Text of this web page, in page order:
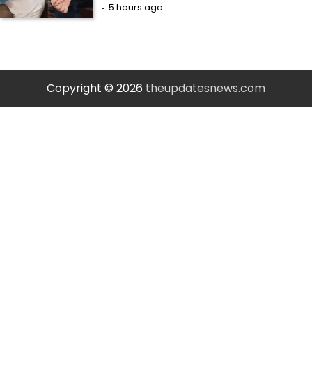
5 hours ago
Copyright © 2026 theupdatesnews.com